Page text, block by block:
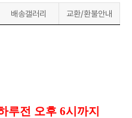
배송갤러리 교환/환불안내
루전 오후 6시까지